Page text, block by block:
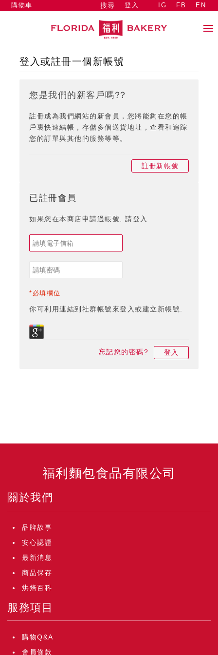
搜尋 登入
購物車 IG FB EN
登入或註冊一個新帳號
您是我們的新客戶嗎??
註冊成為我們網站的新會員，您將能夠在您的帳
戶裏快速結帳，存儲多個送貨地址，查看和追踪
您的訂單與其他的服務等等。
註冊新帳號
已註冊會員
如果您在本商店申請過帳號, 請登入.
*必填欄位
你可利用連結到社群帳號來登入或建立新帳號.
忘記您的密碼? 登入
福利麵包食品有限公司
關於我們
品牌故事
安心認證
最新消息
商品保存
烘焙百科
服務項目
購物Q&A
會員條款